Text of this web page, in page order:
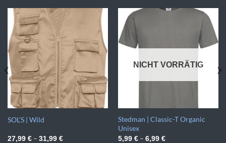
SOL’S | Wild
27,99 €– 31,99 €
NICHT VORRÄTIG
Stedman | Classic-T Organic
Unisex
5,99 €– 6,99 €